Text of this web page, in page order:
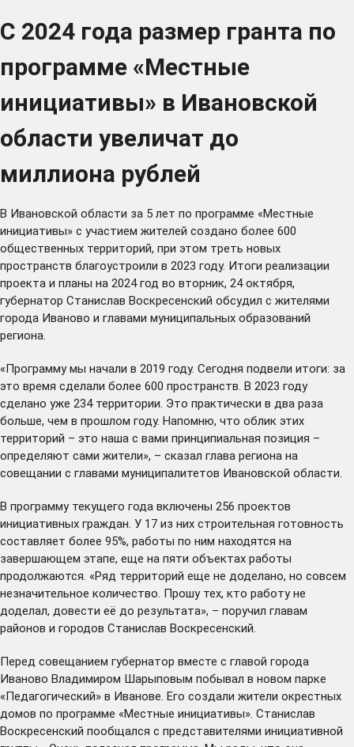
С 2024 года размер гранта по
программе «Местные
инициативы» в Ивановской
области увеличат до
миллиона рублей
В Ивановской области за 5 лет по программе «Местные
инициативы» с участием жителей создано более 600
общественных территорий, при этом треть новых
пространств благоустроили в 2023 году. Итоги реализации
проекта и планы на 2024 год во вторник, 24 октября,
губернатор Станислав Воскресенский обсудил с жителями
города Иваново и главами муниципальных образований
региона.
«Программу мы начали в 2019 году. Сегодня подвели итоги: за
это время сделали более 600 пространств. В 2023 году
сделано уже 234 территории. Это практически в два раза
больше, чем в прошлом году. Напомню, что облик этих
территорий – это наша с вами принципиальная позиция –
определяют сами жители», – сказал глава региона на
совещании с главами муниципалитетов Ивановской области.
В программу текущего года включены 256 проектов
инициативных граждан. У 17 из них строительная готовность
составляет более 95%, работы по ним находятся на
завершающем этапе, еще на пяти объектах работы
продолжаются. «Ряд территорий еще не доделано, но совсем
незначительное количество. Прошу тех, кто работу не
доделал, довести её до результата», – поручил главам
районов и городов Станислав Воскресенский.
Перед совещанием губернатор вместе с главой города
Иваново Владимиром Шарыповым побывал в новом парке
«Педагогический» в Иванове. Его создали жители окрестных
домов по программе «Местные инициативы». Станислав
Воскресенский пообщался с представителями инициативной